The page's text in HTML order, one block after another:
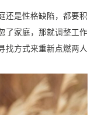
还是性格缺陷，都要积
了家庭，那就调整工作
找方式来重新点燃两人